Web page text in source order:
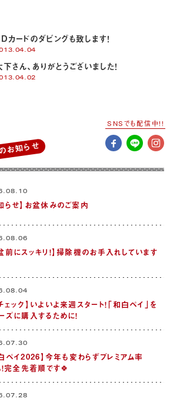
カードのダビングも致します！
下さん、ありがとうございました！
お知らせ
らせ】お盆休みのご案内
前にスッキリ！】掃除機のお手入れしています
ェック】いよいよ来週スタート！「和白ペイ」を
ズに購入するために！
ペイ2026】今年も変わらずプレミアム率
完全先着順です🍀
SNSでも配信中!!